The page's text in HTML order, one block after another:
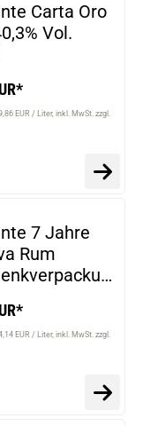
Carta Oro
Vol.
EUR / Liter inkl. MwSt. zzgl.
7 Jahre
Rum
EUR / Liter inkl. MwSt. zzgl.